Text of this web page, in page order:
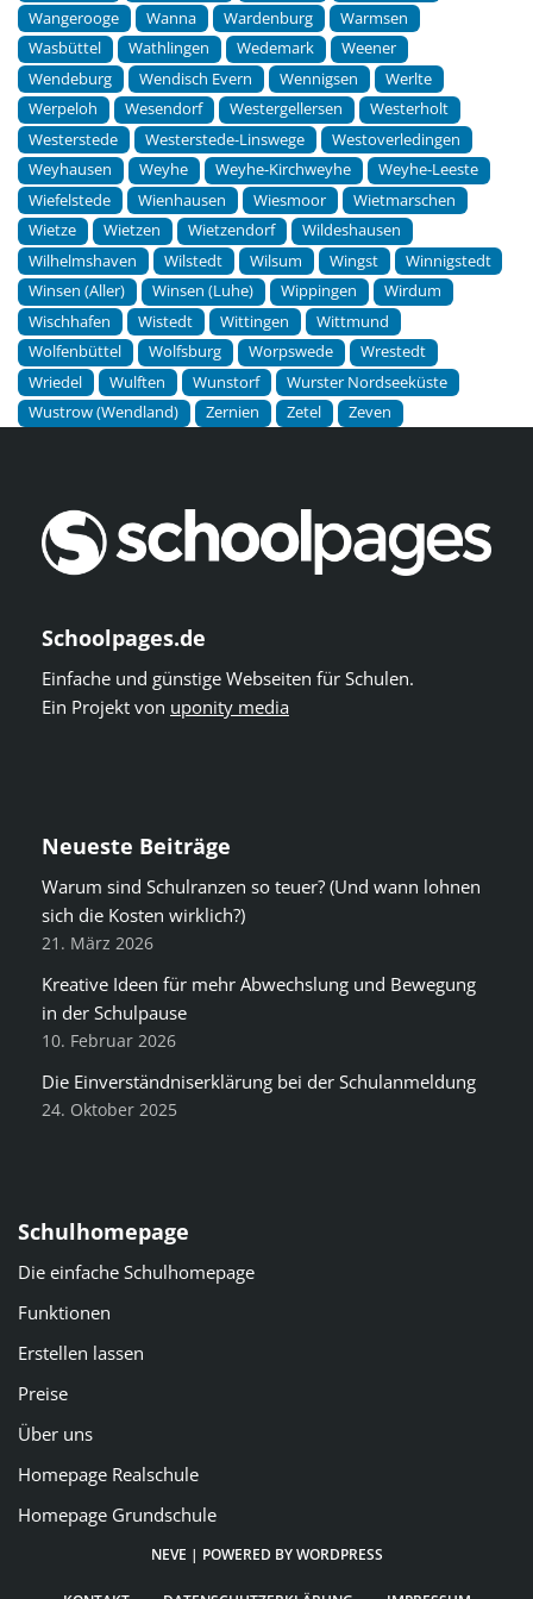
Wangerooge Wanna Wardenburg
Warmsen
Wasbüttel
Wathlingen Wedemark
Weener
Wendeburg
Wendisch Evern Wennigsen
Werlte
Werpeloh
Wesendorf Westergellersen
Westerholt
Westerstede
Westerstede-Linswege
Westoverledingen
Weyhausen
Weyhe Weyhe-Kirchweyhe
Weyhe-Leeste
Wiefelstede
Wienhausen Wiesmoor
Wietmarschen
Wietze
Wietzen Wietzendorf
Wildeshausen
Wilhelmshaven
Wilstedt Wilsum Wingst
Winnigstedt
Winsen (Aller)
Winsen (Luhe) Wippingen
Wirdum
Wischhafen
Wistedt Wittingen
Wittmund
Wolfenbüttel
Wolfsburg Worpswede
Wrestedt
Wriedel
Wulften Wunstorf
Wurster Nordseeküste
Wustrow (Wendland)
Zernien Zetel Zeven
Schoolpages.de
Einfache und günstige Webseiten für Schulen.
Ein Projekt von uponity media
Neueste Beiträge
Warum sind Schulranzen so teuer? (Und wann lohnen
sich die Kosten wirklich?)
21. März 2026
Kreative Ideen für mehr Abwechslung und Bewegung
in der Schulpause
10. Februar 2026
Die Einverständniserklärung bei der Schulanmeldung
24. Oktober 2025
Schulhomepage
Die einfache Schulhomepage
Funktionen
Erstellen lassen
Preise
Über uns
Homepage Realschule
Homepage Grundschule
NEVE | POWERED BYWORDPRESS